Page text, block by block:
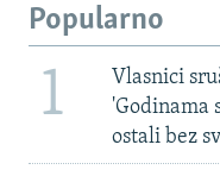
Popularno
1
Vlasnici
'Godinama
ostali bez